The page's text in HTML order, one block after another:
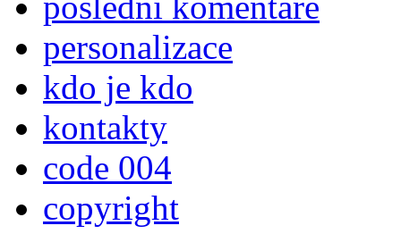
personalizace
kdo je kdo
kontakty
code 004
copyright